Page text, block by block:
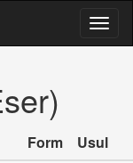
Form
Usul